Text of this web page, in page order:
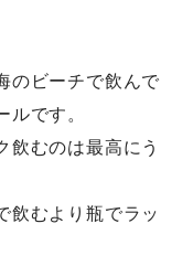
のビーチで飲んで
ルです。
飲むのは最高にう
飲むより瓶でラッ